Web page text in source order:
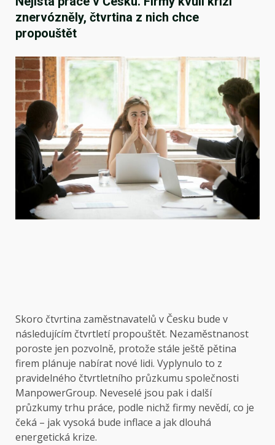
znervózněly, čtvrtina z nich chce
propouštět
Skoro čtvrtina zaměstnavatelů v Česku bude v
následujícím čtvrtletí propouštět. Nezaměstnanost
poroste jen pozvolně, protože stále ještě pětina
firem plánuje nabírat nové lidi. Vyplynulo to z
pravidelného čtvrtletního průzkumu společnosti
ManpowerGroup. Neveselé jsou pak i další
průzkumy trhu práce, podle nichž firmy nevědí, co je
čeká – jak vysoká bude inflace a jak dlouhá
energetická krize.